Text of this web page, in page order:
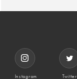
Instagram Twitter